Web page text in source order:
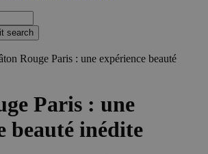
Rouge Paris : une expérience beauté
Paris : une
beauté inédite